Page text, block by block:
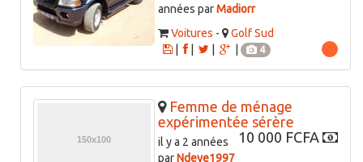
années parMadiorr
Voitures -
Golf Sud
|
4
Femme de ménage
expérimentée sérère
10 000 FCFA
il y a 2 années
parNdeye1997